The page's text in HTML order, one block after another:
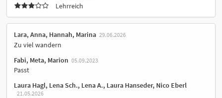
Lehrreich
Lara, Anna, Hannah, Marina 29.06.2026
Zu viel wandern
Fabi, Meta, Marion 05.09.2023
Passt
Laura Hagl, Lena Sch., Lena A., Laura Hanseder, Nico Eberl
21.05.2026